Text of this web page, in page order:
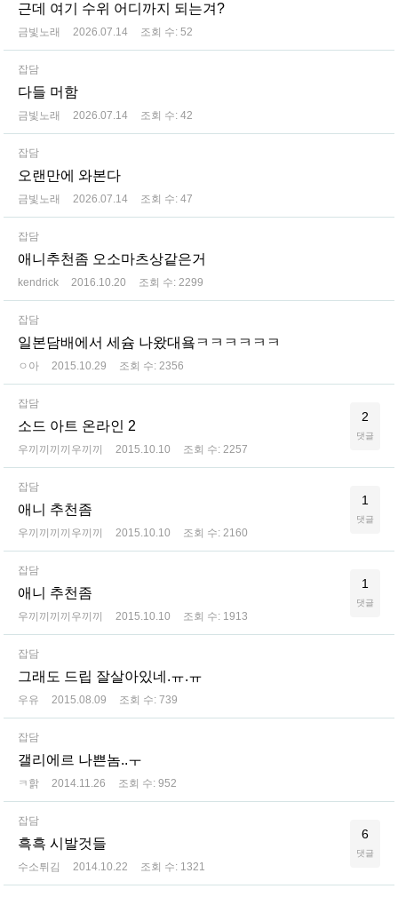
근데 여기 수위 어디까지 되는겨?
금빛노래 2026.07.14 조회 수: 52
잡담
다들 머함
금빛노래 2026.07.14 조회 수: 42
잡담
오랜만에 와본다
금빛노래 2026.07.14 조회 수: 47
잡담
애니추천좀 오소마츠상같은거
kendrick 2016.10.20 조회 수: 2299
잡담
일본담배에서 세슘 나왔대욬ㅋㅋㅋㅋㅋㅋ
ㅇ아 2015.10.29 조회 수: 2356
잡담
소드 아트 온라인 2
우끼끼끼끼우끼끼 2015.10.10 조회 수: 2257
2
댓글
잡담
애니 추천좀
우끼끼끼끼우끼끼 2015.10.10 조회 수: 2160
1
댓글
잡담
애니 추천좀
우끼끼끼끼우끼끼 2015.10.10 조회 수: 1913
1
댓글
잡담
그래도 드립 잘살아있네.ㅠ.ㅠ
우유 2015.08.09 조회 수: 739
잡담
갤리에르 나쁜놈..ㅜ
ㅋ핡 2014.11.26 조회 수: 952
잡담
흑흑 시발것들
수소튀김 2014.10.22 조회 수: 1321
6
댓글